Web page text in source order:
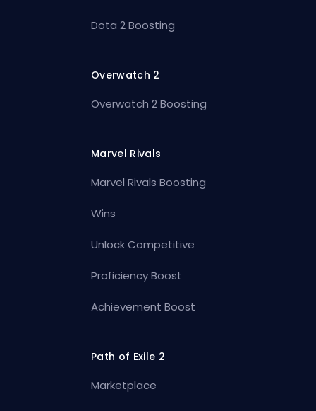
Dota 2 Boosting
Overwatch 2
Overwatch 2 Boosting
Marvel Rivals
Marvel Rivals Boosting
Wins
Unlock Competitive
Proficiency Boost
Achievement Boost
Path of Exile 2
Marketplace